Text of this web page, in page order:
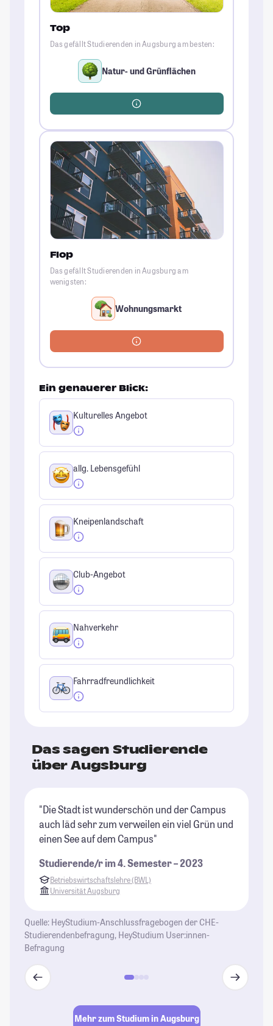
Top
Das gefällt Studierenden in Augsburg am besten:
Natur- und Grünflächen
Flop
Das gefällt Studierenden in Augsburg am
wenigsten:
Wohnungsmarkt
Ein genauerer Blick:
Kulturelles Angebot
allg. Lebensgefühl
Kneipenlandschaft
Club-Angebot
Nahverkehr
Fahrradfreundlichkeit
Das sagen Studierende
über Augsburg
"Die Stadt ist wunderschön und der Campus
auch läd sehr zum verweilen ein viel Grün und
einen See auf dem Campus"
Studierende/r im 4. Semester – 2023
Betriebswirtschaftslehre (BWL)
Universität Augsburg
Quelle: HeyStudium-Anschlussfragebogen der CHE-
Studierendenbefragung, HeyStudium User:innen-
Befragung
Mehr zum Studium in Augsburg